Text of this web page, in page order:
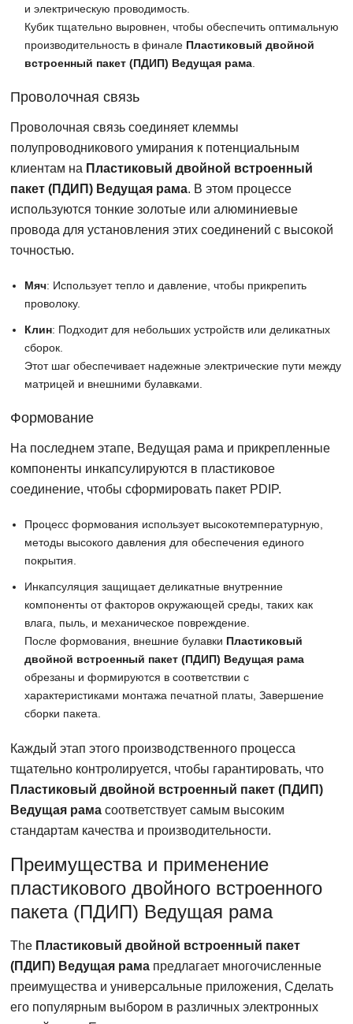
и электрическую проводимость.
Кубик тщательно выровнен, чтобы обеспечить оптимальную
производительность в финале Пластиковый двойной
встроенный пакет (ПДИП) Ведущая рама
Проволочная связь
Проволочная связь соединяет клеммы
полупроводникового умирания к потенциальным
клиентам на Пластиковый двойной встроенный
пакет (ПДИП) Ведущая рама. В этом процессе
используются тонкие золотые или алюминиевые
провода для установления этих соединений с высокой
точностью.
Мяч: Использует тепло и давление, чтобы прикрепить
проволоку.
Клин: Подходит для небольших устройств или деликатных
сборок.
Этот шаг обеспечивает надежные электрические пути между
матрицей и внешними булавками.
Формование
На последнем этапе, Ведущая рама и прикрепленные
компоненты инкапсулируются в пластиковое
соединение, чтобы сформировать пакет PDIP.
Процесс формования использует высокотемпературную,
методы высокого давления для обеспечения единого
покрытия.
Инкапсуляция защищает деликатные внутренние
компоненты от факторов окружающей среды, таких как
влага, пыль, и механическое повреждение.
После формования, внешние булавки Пластиковый
двойной встроенный пакет (ПДИП) Ведущая рама
обрезаны и формируются в соответствии с
характеристиками монтажа печатной платы, Завершение
сборки пакета.
Каждый этап этого производственного процесса
тщательно контролируется, чтобы гарантировать, что
Пластиковый двойной встроенный пакет (ПДИП)
Ведущая рама соответствует самым высоким
стандартам качества и производительности.
Преимущества и применение
пластикового двойного встроенного
пакета (ПДИП) Ведущая рама
The Пластиковый двойной встроенный пакет
(ПДИП) Ведущая рама предлагает многочисленные
преимущества и универсальные приложения, Сделать
его популярным выбором в различных электронных